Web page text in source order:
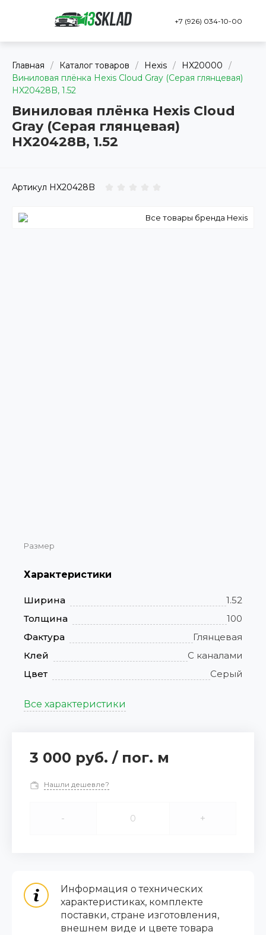
+7 (926) 034-10-00
Главная / Каталог товаров / Hexis / HX20000
/
Виниловая плёнка Hexis Cloud Gray (Серая глянцевая)
HX20428B, 1.52
Виниловая плёнка Hexis Cloud
Gray (Серая глянцевая)
HX20428B, 1.52
Артикул HX20428B
Все товары бренда Hexis
Размер
Характеристики
Ширина
1.52
Толщина
100
Фактура
Глянцевая
Клей
С каналами
Цвет
Серый
Все характеристики
3 000 руб. / пог. м
Нашли дешевле?
- +
Информация о технических
характеристиках, комплекте
поставки, стране изготовления,
внешнем виде и цвете товара